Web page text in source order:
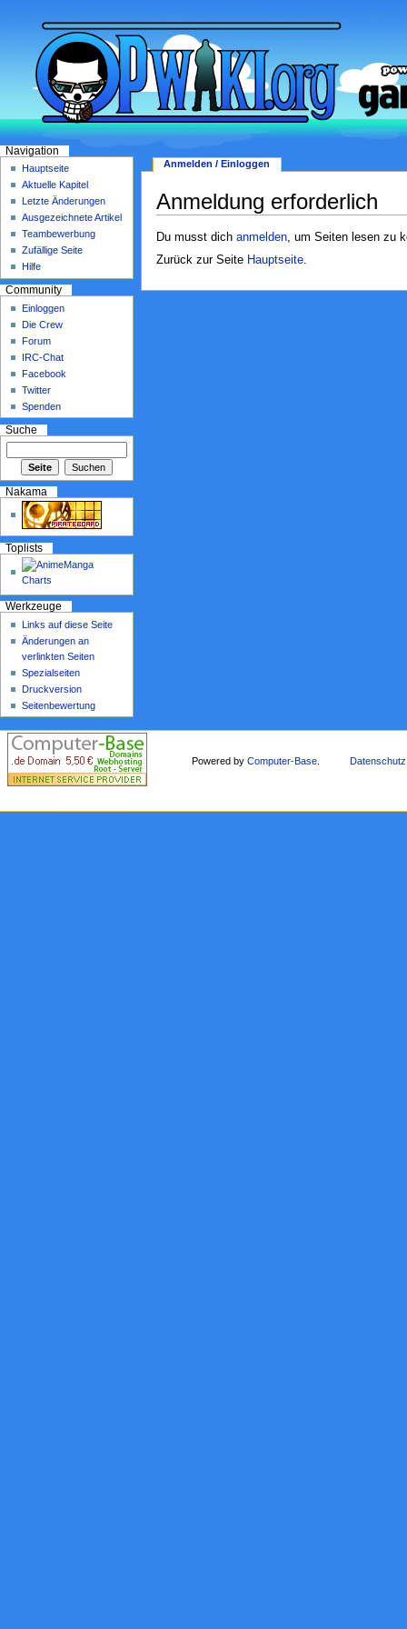
Anmeldung erforderlich
Du musst dich anmelden, um Seiten lesen zu
Zurück zur Seite Hauptseite.
Anmelden / Einloggen
Navigation
Hauptseite
Aktuelle Kapitel
Letzte Änderungen
Ausgezeichnete Artikel
Teambewerbung
Zufällige Seite
Hilfe
Community
Einloggen
Die Crew
Forum
IRC-Chat
Facebook
Twitter
Spenden
Suche
Nakama
Toplists
Werkzeuge
Links auf diese Seite
Änderungen an
verlinkten Seiten
Spezialseiten
Druckversion
Seitenbewertung
Powered byComputer-Base Datenschutz